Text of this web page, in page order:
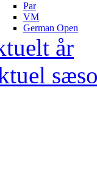
Par
VM
German Open
år